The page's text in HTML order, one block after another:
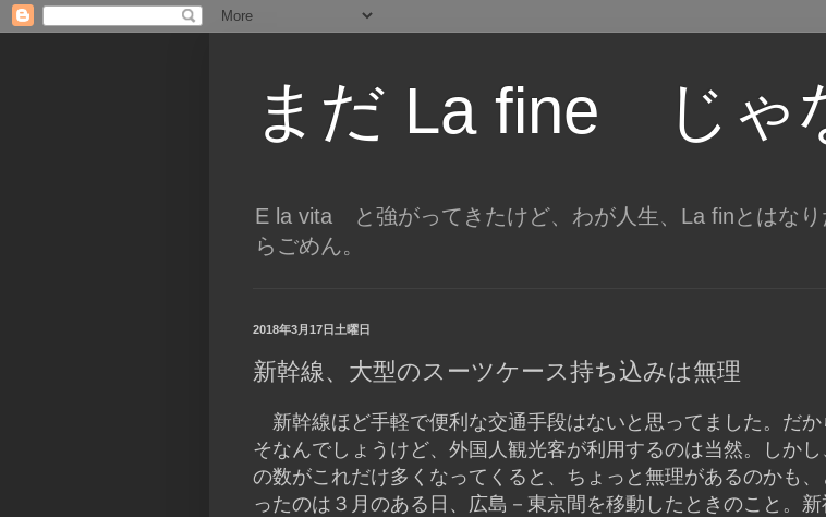
まだ La fine じゃ
E la vita と強がってきたけど、わが人生、La finとはな
らごめん。
2018年3月17日土曜日
新幹線、大型のスーツケース持ち込みは無理
新幹線ほど手軽で便利な交通手段はないと思ってました。だか
そなんでしょうけど、外国人観光客が利用するのは当然。しかし
の数がこれだけ多くなってくると、ちょっと無理があるのかも、
ったのは３月のある日、広島－東京間を移動したときのこと。新